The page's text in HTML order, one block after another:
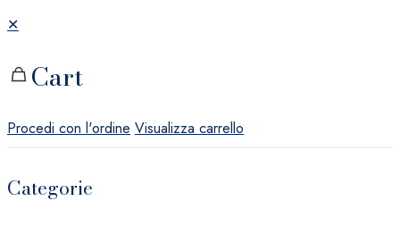
✕
Cart
Procedi con l'ordine Visualizza carrello
Categorie